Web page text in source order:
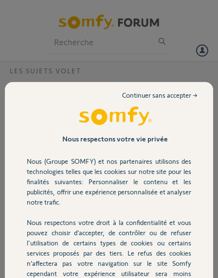
Volet
Sécurité
Domotique
Chauffage
Autres produits
LES SUJETS VOLET
Tahoma switch inopérante après maj du
J'ai effectué la MAJ de la Tahoma Switch hier le 11/04/2023, ainsi que
l'application iOS. Aucun problème noté pendant les mises à jour.
équipements Somfy RTS (volets) et IO (lumières).
J'ai essayé plusieurs choses:
1) redémarrer la Tahoma
2) reset de la Tahoma (avec épingle pendant 7s) puis reconnection
Pourriez vous la re-synchroniser SVP ? cela résoudra peut-être le
problème.
Mon Tahoma PIN est 2025-1145-8502
Merci,
Nous respectons votre vie privée
Nous (Groupe SOMFY) et nos partenaires utilisons des
technologies telles que les cookies sur notre site pour les
finalités suivantes: Personnaliser le contenu et les
publicités, offrir une expérience personnalisée et analyser
notre trafic.
Nous respectons votre droit à la confidentialité et vous
pouvez choisir d’accepter, de contrôler ou de refuser
l'utilisation de certains types de cookies ou certains
services proposés par des tiers. Le refus des cookies
n’affectera pas votre navigation sur le site Somfy
cependant votre expérience utilisateur sera moins
Continuer sans accepter →